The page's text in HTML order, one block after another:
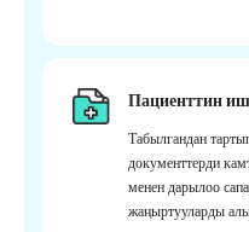
Пациенттин
Табылгандан
документтерди
менен дарылоо
жаңыртууларды